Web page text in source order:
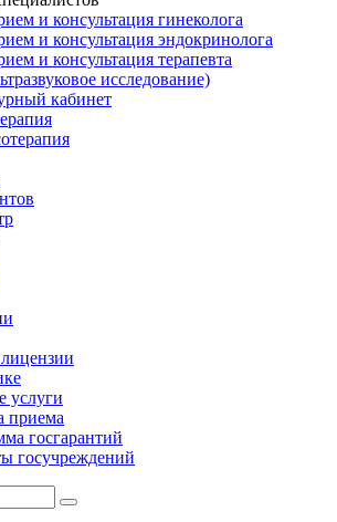
и консультация гинеколога
и консультация эндокринолога
и консультация терапевта
исследование)
кабинет
услуги
приема
госгарантий
госучреждений